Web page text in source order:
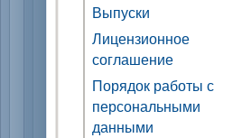
Выпуски
Лицензионное
соглашение
Порядок работы с
персональными
данными